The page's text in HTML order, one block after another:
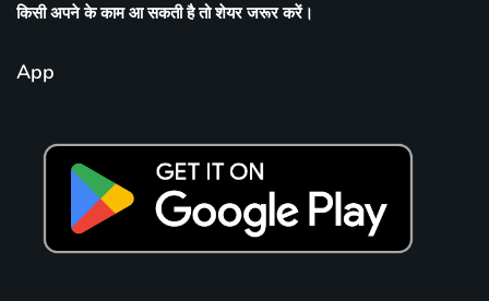
किसी अपने के काम आ सकती है तो शेयर जरूर करें।
App